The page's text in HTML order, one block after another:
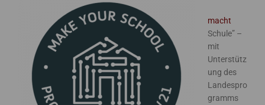
macht
Schule” –
mit
Unterstütz
ung des
Landespro
gramms